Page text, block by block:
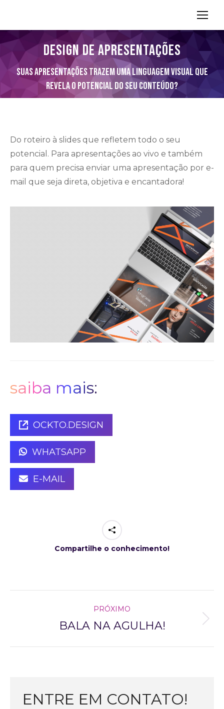
Search:
DESIGN DE APRESENTAÇÕES
Suas apresentações trazem uma linguagem visual que
revela o potencial do seu conteúdo?
Você está aqui:
Do roteiro à slides que refletem todo o seu
potencial. Para apresentações ao vivo e também
para quem precisa enviar uma apresentação por e-
mail que seja direta, objetiva e encantadora!
saiba mais:
OCKTO.DESIGN
WHATSAPP
E-MAIL
Compartilhe o conhecimento!
project
navigation
PRÓXIMO
Next
BALA NA AGULHA!
ENTRE EM CONTATO!